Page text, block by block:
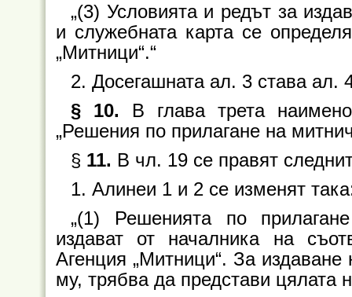
„(3) Условията и редът за
и служебната карта се
„Митници“.“
2. Досегашната ал. 3 става ал.
§ 10. В глава трета
„Решения по прилагане на
§ 11. В чл. 19 се правят
1. Алинеи 1 и 2 се изменят
„(1) Решенията по
издават от началника на
Агенция „Митници“. За
му, трябва да представи